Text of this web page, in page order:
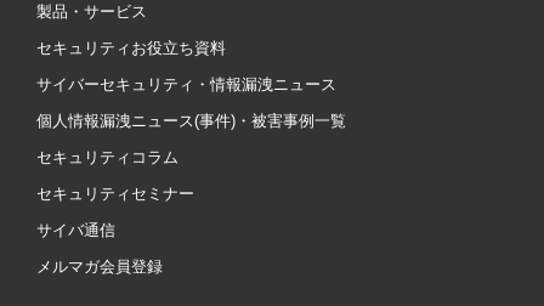
製品・サービス
セキュリティお役立ち資料
サイバーセキュリティ・情報漏洩ニュース
個人情報漏洩ニュース(事件)・被害事例一覧
セキュリティコラム
セキュリティセミナー
サイバ通信
メルマガ会員登録